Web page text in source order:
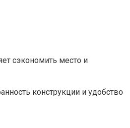
сэкономить место и
конструкции и удобство